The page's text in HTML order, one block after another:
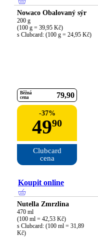
Nowaco Obalovaný sýr
200 g
(100 g = 39,95 Kč)
s Clubcard: (100 g = 24,95 Kč)
Běžná
cena
79 90
-37%
4990
Clubcard
cena
Koupit online
Nutella Zmrzlina
470 ml
(100 ml = 42,53 Kč)
s Clubcard: (100 ml = 31,89
Kč)